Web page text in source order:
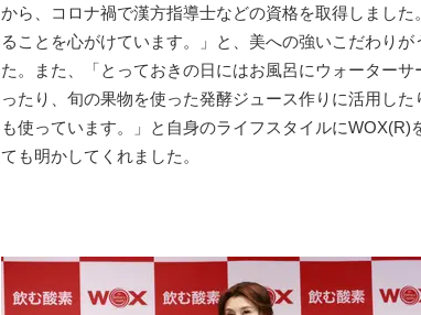
から、コロナ禍で漢方指導士などの資格を取得しまし
ることを心がけています。」と、美への強いこだわり
た。また、「とっておきの日にはお風呂にウォーター
ったり、旬の果物を使った発酵ジュース作りに活用し
も使っています。」と自身のライフスタイルに
ても明かしてくれました。